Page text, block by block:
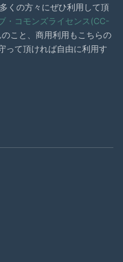
くの方々にぜひ利用して頂
・コモンズライセンス(CC-
こと、商用利用もこちらの
って頂ければ自由に利用す